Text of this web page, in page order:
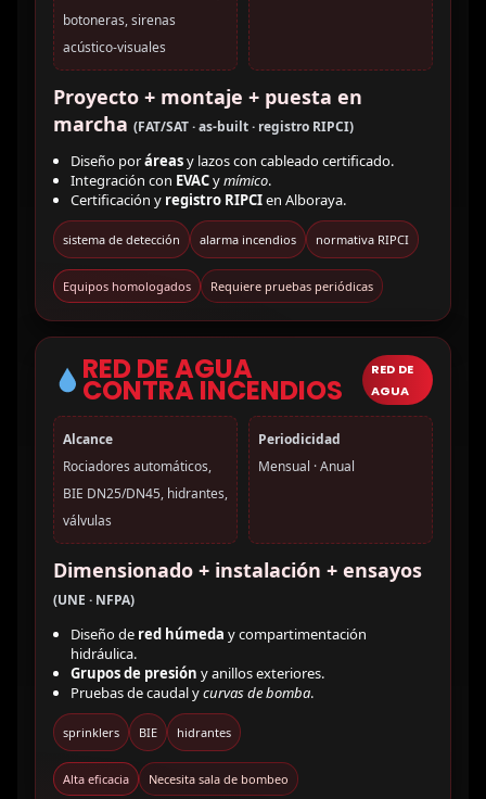
botoneras, sirenas
acústico-visuales
Proyecto + montaje + puesta en
marcha (FAT/SAT · as-built · registro RIPCI)
Diseño poráreasy lazos con cableado certificado.
Integración con EVACymímico.
Certificación y registro RIPCIen Alboraya.
sistema de detección alarma incendios normativa RIPCI
Equipos homologados Requiere pruebas periódicas
RED DE AGUA
CONTRA INCENDIOS
RED DE
AGUA
Alcance
Rociadores automáticos,
BIE DN25/DN45, hidrantes,
válvulas
Periodicidad
Mensual · Anual
Dimensionado + instalación + ensayos
(UNE · NFPA)
Diseño de red húmeda y compartimentación
hidráulica.
Grupos de presión y anillos exteriores.
Pruebas de caudal ycurvas de bomba.
sprinklers BIE hidrantes
Alta eficacia Necesita sala de bombeo